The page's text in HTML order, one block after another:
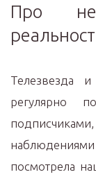
Про
Телезвезда
регулярно
наблюдениями
посмотрела